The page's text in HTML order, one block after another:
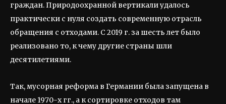
граждан. Природоохранной вертикали удалось
практически с нуля создать современную отрасль
обращения с отходами. С 2019 г. за шесть лет было
реализовано то, к чему другие страны шли
десятилетиями.
Так, мусорная реформа в Германии была запущена в
начале 1970-х гг., а к сортировке отходов там